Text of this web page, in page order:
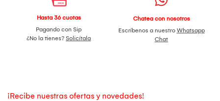
Hasta 36 cuotas
Pagando con Sip
¿No la tienes? Solicítala
Chatea con nosotros
Escríbenos a nuestro Whatsapp
Chat
¡Recibe nuestras ofertas y novedades!